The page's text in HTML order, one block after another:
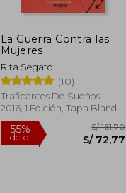
La Guerra Contra las
Mujeres
Rita Segato
(10)
Traficantes De Sueños,
2016, 1 Edición, Tapa Blanda,
Nuevo